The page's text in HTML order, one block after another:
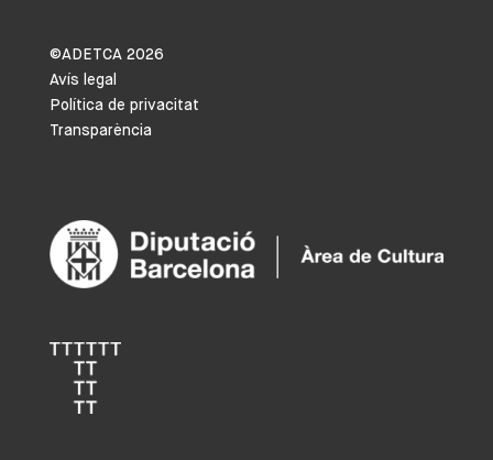
©ADETCA 2026
Avís legal
Política de privacitat
Transparència